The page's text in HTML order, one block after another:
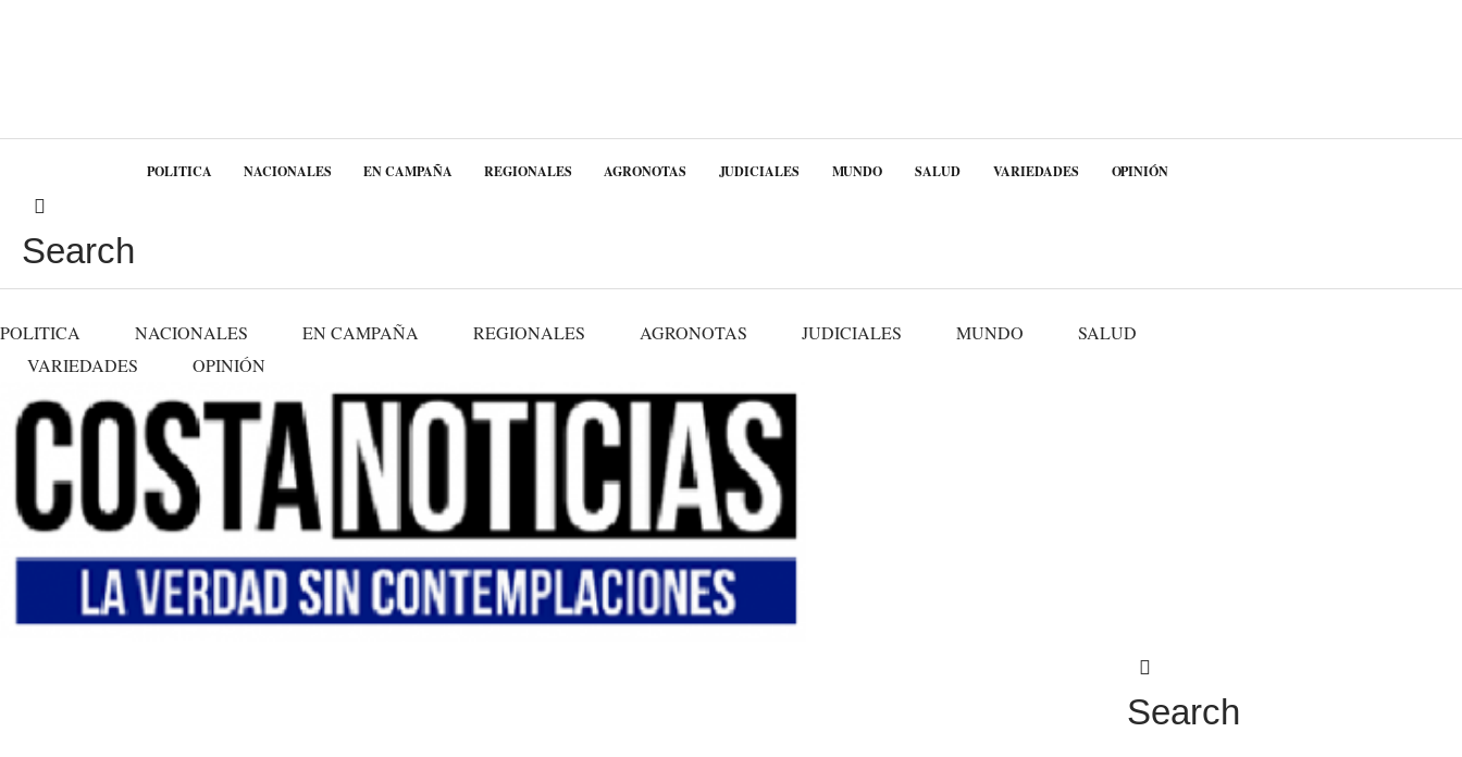
POLITICA NACIONALES EN CAMPAÑA REGIONALES AGRONOTAS JUDICIALES MUNDO SALUD VARIEDADES OPINIÓN
Search
POLITICA NACIONALES EN CAMPAÑA REGIONALES AGRONOTAS JUDICIALES MUNDO
SALUD
VARIEDADES
OPINIÓN
Search